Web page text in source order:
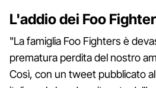
L'addio dei Foo
"La famiglia Foo Fighters è
prematura perdita del nostro
Così, con un tweet pubblicato